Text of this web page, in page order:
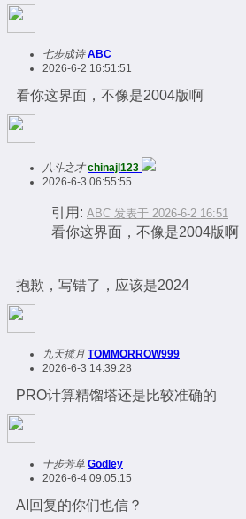
七步成诗 ABC
2026-6-2 16:51:51
看你这界面，不像是2004版啊
八斗之才 chinajl123
2026-6-3 06:55:55
引用: ABC 发表于 2026-6-2 16:51
看你这界面，不像是2004版啊
抱歉，写错了，应该是2024
九天揽月 TOMMORROW999
2026-6-3 14:39:28
PRO计算精馏塔还是比较准确的
十步芳草 Godley
2026-6-4 09:05:15
AI回复的你们也信？